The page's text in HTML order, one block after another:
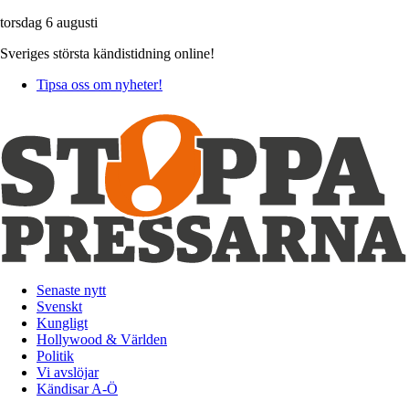
torsdag 6 augusti
Sveriges största kändistidning online!
Tipsa oss om nyheter!
Senaste nytt
Svenskt
Kungligt
Hollywood & Världen
Politik
Vi avslöjar
Kändisar A-Ö